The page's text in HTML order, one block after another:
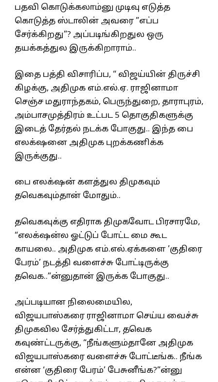
பதவி கொடுக்கலாம்னு முடிவு எடுத்த
கொடுத்த ஸ்டாலின் அவரை ”எப்ப
சேர்க்கிறது”? அப்படிங்கிறதுல ஒரு
தயக்கத்துல இருக்கிறாராம்..
இதை பத்தி விசாரிப்ப, “ விஜய்யின் திருச்சி
கிழக்கு, அதிமுக எம்.எல்.ஏ. ராஜினாமா
செஞ்ச மதுராந்தகம், பெருந்துறை, தாராபுரம்,
அம்பாசமுத்திரம் உட்பட 5 தொகுதிகளுக்கு
இடைத் தேர்தல் நடக்க போகுது.. இந்த பை
எலக்‌ஷனை அதிமுக புறக்கணிக்க
இருக்குது..
பை எலக்‌ஷன் களத்துல திமுகவும்
தவெகவும்தான் மோதும்..
தவெகவுக்கு எதிராக திமுகவோட பிரசாரமே,
“எலக்‌ஷன்ல ஓட்டுப் போட்ட மை கூட
காயலை.. அதிமுக எம்.எல்.ஏக்களை ’குதிரை
பேரம்’ நடத்தி வளைச்சு போட்டிருக்கு
தவெக..”ன்னுதான் இருக்க போகுது..
அப்படியான நிலைமையில,
விஜயபாஸ்கரை ராஜினாமா செய்ய வைச்சு
திமுகவில சேர்த்துகிட்டா, தவெக
கவுண்ட்டருக்கு, “நீங்களும்தானே அதிமுக
விஜயபாஸ்கரை வளைச்சு போட்டீங்க.. நீங்க
என்ன ‘குதிரை பேரம்’ பேசுனீங்க?”ன்னு